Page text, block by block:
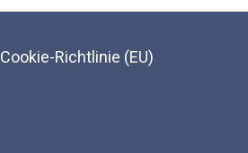
Cookie-Richtlinie (EU)